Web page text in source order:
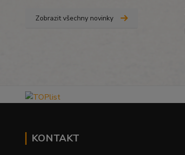
Zobrazit všechny novinky
KONTAKT